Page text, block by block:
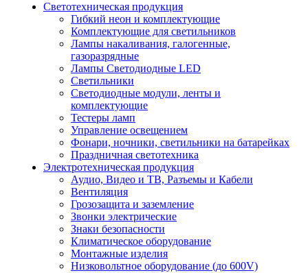
Светотехническая продукция
Гибкий неон и комплектующие
Комплектующие для светильников
Лампы накаливания, галогенные,
газоразрядные
Лампы Светодиодные LED
Светильники
Светодиодные модули, ленты и
комплектующие
Тестеры ламп
Управление освещением
Фонари, ночники, светильники на батарейках
Праздничная светотехника
Электротехническая продукция
Аудио, Видео и ТВ, Разъемы и Кабели
Вентиляция
Грозозащита и заземление
Звонки электрические
Знаки безопасности
Климатическое оборудование
Монтажные изделия
Низковольтное оборудование (до 600V)